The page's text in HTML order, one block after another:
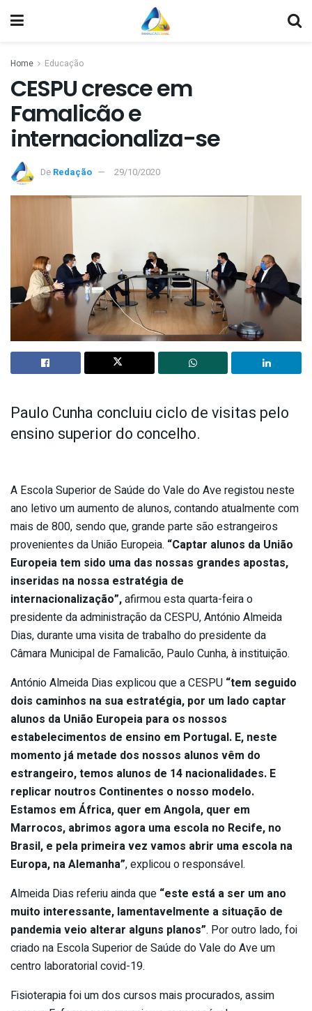
Home Educação
CESPU cresce em
Famalicão e
internacionaliza-se
De Redação 29/10/2020
Paulo Cunha concluiu ciclo de visitas pelo
ensino superior do concelho.
A Escola Superior de Saúde do Vale do Ave registou neste
ano letivo um aumento de alunos, contando atualmente com
mais de 800, sendo que, grande parte são estrangeiros
provenientes da União Europeia. “Captar alunos da União
Europeia tem sido uma das nossas grandes apostas,
inseridas na nossa estratégia de
internacionalização”,afirmou esta quarta-feira o
presidente da administração da CESPU, António Almeida
Dias, durante uma visita de trabalho do presidente da
Câmara Municipal de Famalicão, Paulo Cunha, à instituição.
António Almeida Dias explicou que a CESPU “tem seguido
dois caminhos na sua estratégia, por um lado captar
alunos da União Europeia para os nossos
estabelecimentos de ensino em Portugal. E, neste
momento já metade dos nossos alunos vêm do
estrangeiro, temos alunos de 14 nacionalidades. E
replicar noutros Continentes o nosso modelo.
Estamos em África, quer em Angola, quer em
Marrocos, abrimos agora uma escola no Recife, no
Brasil, e pela primeira vez vamos abrir uma escola na
Europa, na Alemanha”, explicou o responsável.
Almeida Dias referiu ainda que “este está a ser um ano
muito interessante, lamentavelmente a situação de
pandemia veio alterar alguns planos”. Por outro lado, foi
criado na Escola Superior de Saúde do Vale do Ave um
centro laboratorial covid-19.
Fisioterapia foi um dos cursos mais procurados, assim